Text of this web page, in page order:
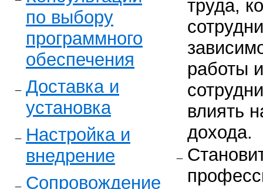
по выбору
программного
обеспечения
Доставка и
установка
Настройка и
внедрение
Сопровождение
труда,
работы
влиять
дохода.